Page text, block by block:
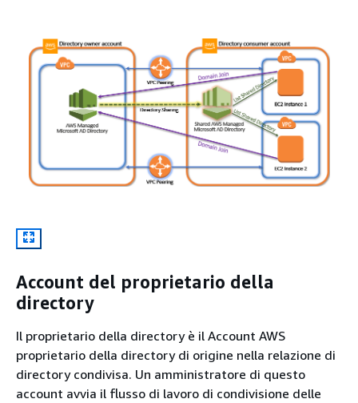
Account del proprietario della
directory
Il proprietario della directory è il Account AWS
proprietario della directory di origine nella relazione di
directory condivisa. Un amministratore di questo
account avvia il flusso di lavoro di condivisione delle